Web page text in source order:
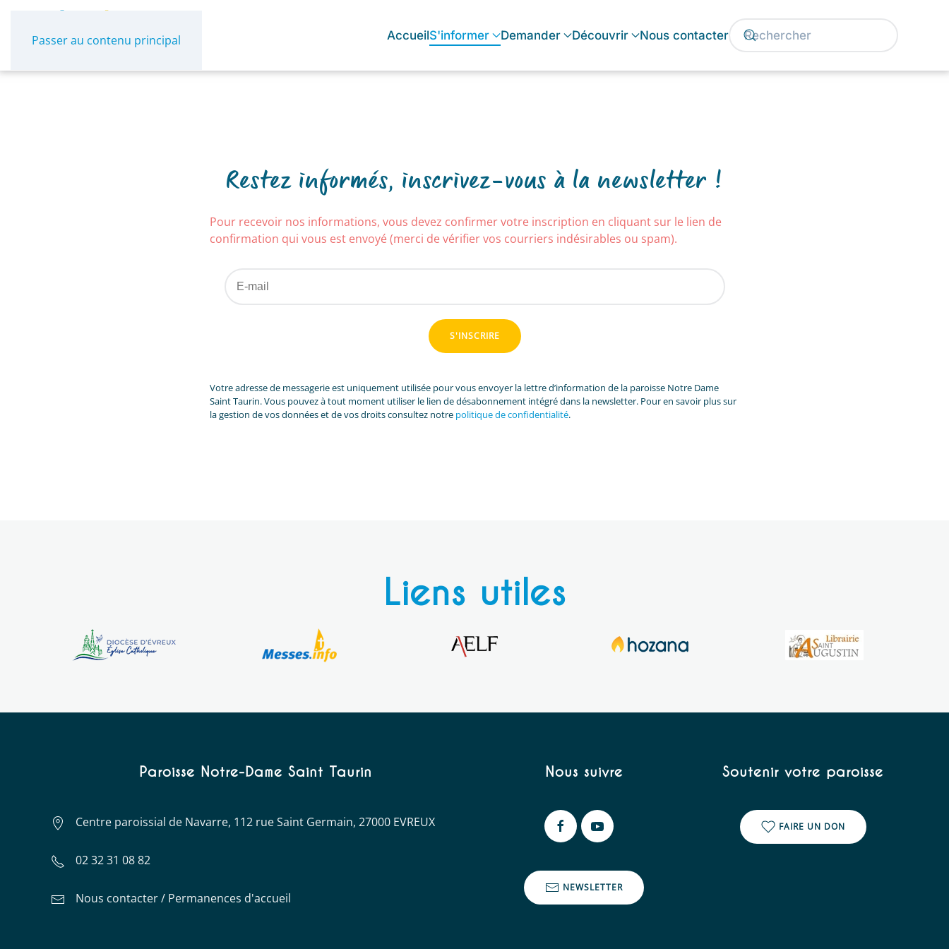
Passer au contenu principal AccueilS'informer Demander Découvrir Nous contacter
Restez informés, inscrivez-vous à la newsletter !
Pour recevoir nos informations, vous devez confirmer votre inscription en cliquant sur le lien de
confirmation qui vous est envoyé (merci de vérifier vos courriers indésirables ou spam).
S'INSCRIRE
Votre adresse de messagerie est uniquement utilisée pour vous envoyer la lettre d’information de la paroisse Notre Dame
Saint Taurin. Vous pouvez à tout moment utiliser le lien de désabonnement intégré dans la newsletter. Pour en savoir plus sur
la gestion de vos données et de vos droits consultez notre politique de confidentialité.
Liens utiles
Paroisse Notre-Dame Saint Taurin
Centre paroissial de Navarre, 112 rue Saint Germain, 27000 EVREUX
02 32 31 08 82
Nous contacter / Permanences d'accueil
Nous suivre
NEWSLETTER
Soutenir votre paroisse
FAIRE UN DON
Panneau de gestion des cookies